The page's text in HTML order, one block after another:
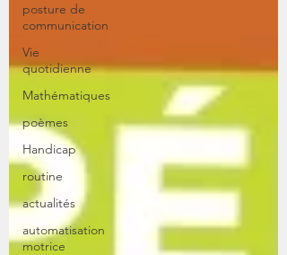
posture de
communication
Vie
quotidienne
Mathématiques
poèmes
Handicap
routine
actualités
automatisation
motrice